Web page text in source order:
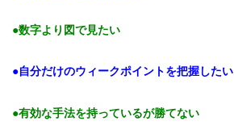
●数字より図で見たい
●自分だけのウィークポイントを把握したい
●有効な手法を持っているが勝てない